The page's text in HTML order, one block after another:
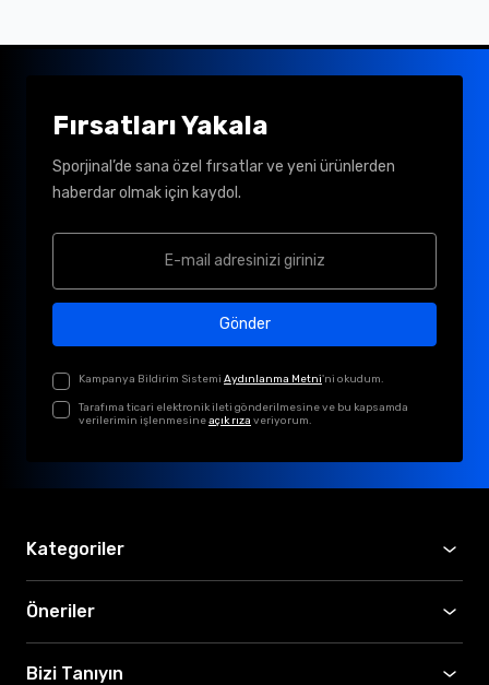
Fırsatları Yakala
Sporjinal’de sana özel fırsatlar ve yeni ürünlerden
haberdar olmak için kaydol.
Gönder
Kampanya Bildirim Sistemi Aydınlanma Metni'ni okudum.
Tarafıma ticari elektronik ileti gönderilmesine ve bu kapsamda
verilerimin işlenmesineaçık rıza veriyorum.
Kategoriler
Öneriler
Bizi Tanıyın